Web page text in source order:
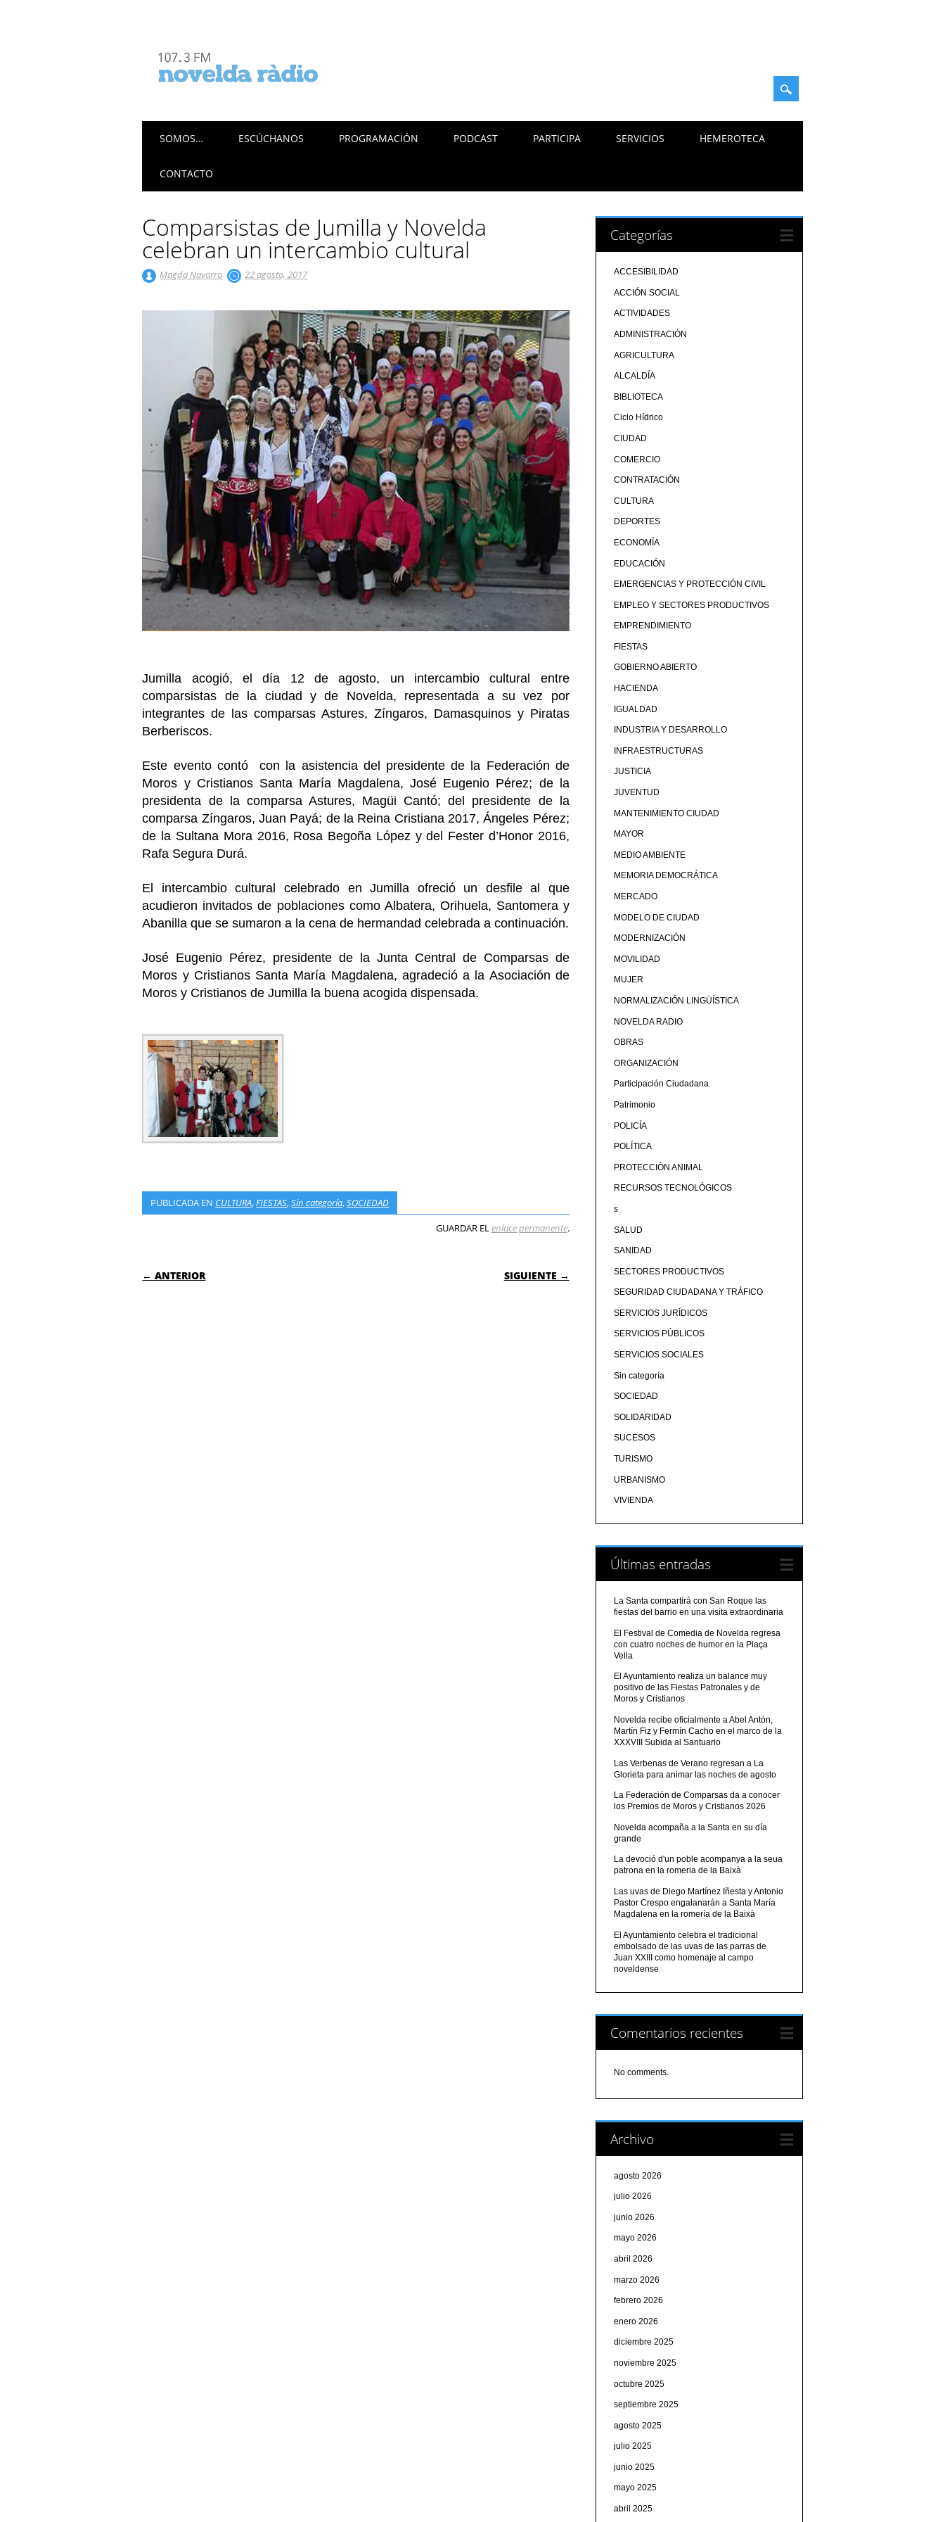
Menú principal
SOMOS… ESCÚCHANOS PROGRAMACIÓN PODCAST PARTICIPA SERVICIOS HEMEROTECA
CONTACTO
Comparsistas de Jumilla y Novelda
celebran un intercambio cultural
Magda Navarro 22 agosto, 2017
Jumilla acogió, el día 12 de agosto, un intercambio cultural entre
comparsistas de la ciudad y de Novelda, representada a su vez por
integrantes de las comparsas Astures, Zíngaros, Damasquinos y Piratas
Berberiscos.
Este evento contó con la asistencia del presidente de la Federación de
Moros y Cristianos Santa María Magdalena, José Eugenio Pérez; de la
presidenta de la comparsa Astures, Magüi Cantó; del presidente de la
comparsa Zíngaros, Juan Payá; de la Reina Cristiana 2017, Ángeles Pérez;
de la Sultana Mora 2016, Rosa Begoña López y del Fester d’Honor 2016,
Rafa Segura Durá.
El intercambio cultural celebrado en Jumilla ofreció un desfile al que
acudieron invitados de poblaciones como Albatera, Orihuela, Santomera y
Abanilla que se sumaron a la cena de hermandad celebrada a continuación.
José Eugenio Pérez, presidente de la Junta Central de Comparsas de
Moros y Cristianos Santa María Magdalena, agradeció a la Asociación de
Moros y Cristianos de Jumilla la buena acogida dispensada.
PUBLICADA EN CULTURA,FIESTAS,Sin categoría,SOCIEDAD
GUARDAR ELenlace permanente.
NAVEGACIÓN DE ENTRADAS
← ANTERIOR SIGUIENTE →
Categorías
ACCESIBILIDAD
ACCIÓN SOCIAL
ACTIVIDADES
ADMINISTRACIÓN
AGRICULTURA
ALCALDÍA
BIBLIOTECA
Ciclo Hídrico
CIUDAD
COMERCIO
CONTRATACIÓN
CULTURA
DEPORTES
ECONOMÍA
EDUCACIÓN
EMERGENCIAS Y PROTECCIÓN CIVIL
EMPLEO Y SECTORES PRODUCTIVOS
EMPRENDIMIENTO
FIESTAS
GOBIERNO ABIERTO
HACIENDA
IGUALDAD
INDUSTRIA Y DESARROLLO
INFRAESTRUCTURAS
JUSTICIA
JUVENTUD
MANTENIMIENTO CIUDAD
MAYOR
MEDIO AMBIENTE
MEMORIA DEMOCRÁTICA
MERCADO
MODELO DE CIUDAD
MODERNIZACIÓN
MOVILIDAD
MUJER
NORMALIZACIÓN LINGÜÍSTICA
NOVELDA RADIO
OBRAS
ORGANIZACIÓN
Participación Ciudadana
Patrimonio
POLICÍA
POLÍTICA
PROTECCIÓN ANIMAL
RECURSOS TECNOLÓGICOS
s
SALUD
SANIDAD
SECTORES PRODUCTIVOS
SEGURIDAD CIUDADANA Y TRÁFICO
SERVICIOS JURÍDICOS
SERVICIOS PÚBLICOS
SERVICIOS SOCIALES
Sin categoría
SOCIEDAD
SOLIDARIDAD
SUCESOS
TURISMO
URBANISMO
VIVIENDA
Últimas entradas
La Santa compartirá con San Roque las
fiestas del barrio en una visita extraordinaria
El Festival de Comedia de Novelda regresa
con cuatro noches de humor en la Plaça
Vella
El Ayuntamiento realiza un balance muy
positivo de las Fiestas Patronales y de
Moros y Cristianos
Novelda recibe oficialmente a Abel Antón,
Martín Fiz y Fermín Cacho en el marco de la
XXXVIII Subida al Santuario
Las Verbenas de Verano regresan a La
Glorieta para animar las noches de agosto
La Federación de Comparsas da a conocer
los Premios de Moros y Cristianos 2026
Novelda acompaña a la Santa en su día
grande
La devoció d'un poble acompanya a la seua
patrona en la romeria de la Baixà
Las uvas de Diego Martínez Iñesta y Antonio
Pastor Crespo engalanarán a Santa María
Magdalena en la romería de la Baixà
El Ayuntamiento celebra el tradicional
embolsado de las uvas de las parras de
Juan XXIII como homenaje al campo
noveldense
Comentarios recientes
No comments.
Archivo
agosto 2026
julio 2026
junio 2026
mayo 2026
abril 2026
marzo 2026
febrero 2026
enero 2026
diciembre 2025
noviembre 2025
octubre 2025
septiembre 2025
agosto 2025
julio 2025
junio 2025
mayo 2025
abril 2025